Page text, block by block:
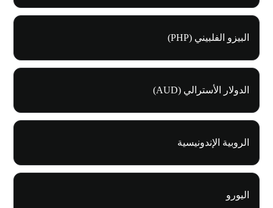
البيزو الفلبيني (PHP)
الدولار الأسترالي (AUD)
الروبية الإندونيسية
اليورو